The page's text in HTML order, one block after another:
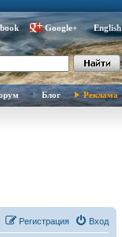
Google+ English
Блог Реклама
Вход
Регистрация